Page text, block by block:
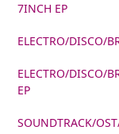
7INCH EP
ELECTRO/DISCO/
ELECTRO/DISCO/
EP
SOUNDTRACK/